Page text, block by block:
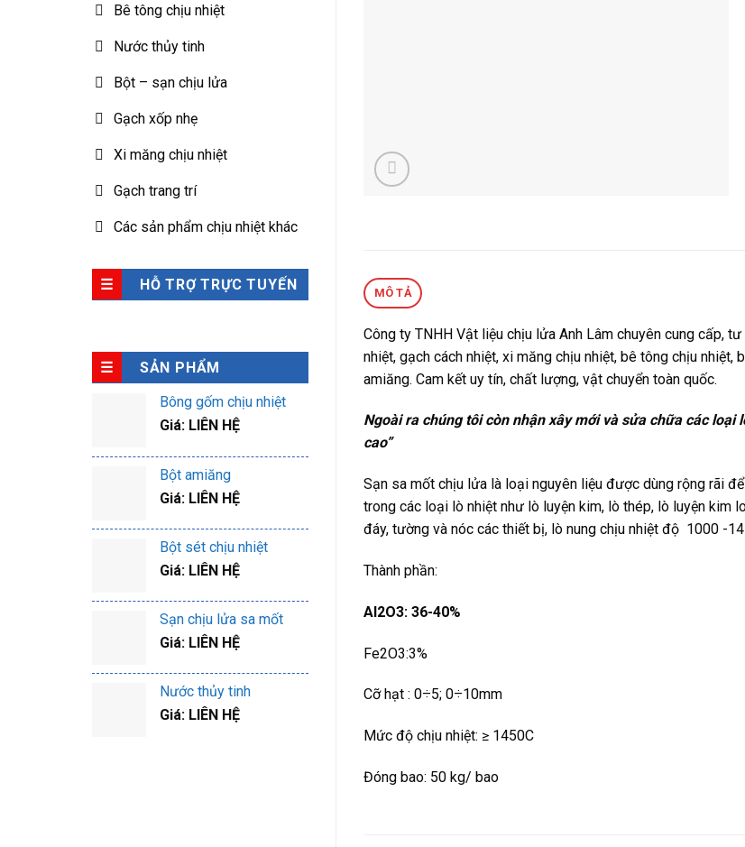
Bê tông chịu nhiệt
Nước thủy tinh
Bột – sạn chịu lửa
Gạch xốp nhẹ
Xi măng chịu nhiệt
Gạch trang trí
Các sản phẩm chịu nhiệt khác
HỖ TRỢ TRỰC TUYẾN
SẢN PHẨM
Bông gốm chịu nhiệt
Giá: LIÊN HỆ
Bột amiăng
Giá: LIÊN HỆ
Bột sét chịu nhiệt
Giá: LIÊN HỆ
Sạn chịu lửa sa mốt
Giá: LIÊN HỆ
Nước thủy tinh
Giá: LIÊN HỆ
MÔ TẢ
Công ty TNHH Vật liệu chịu lửa Anh Lâm chuyên cung cấp,
nhiệt, gạch cách nhiệt, xi măng chịu nhiệt, bê tông chịu
amiăng. Cam kết uy tín, chất lượng, vật chuyển toàn quốc.
Ngoài ra chúng tôi còn nhận xây mới và sửa chữa các
cao”
Sạn sa mốt chịu lửa là loại nguyên liệu được dùng rộng rãi
trong các loại lò nhiệt như lò luyện kim, lò thép, lò luyện
đáy, tường và nóc các thiết bị, lò nung chịu nhiệt độ 1000 -
Thành phần:
Al2O3: 36-40%
Fe2O3:3%
Cỡ hạt : 0÷5; 0÷10mm
Mức độ chịu nhiệt: ≥ 1450C
Đóng bao: 50 kg/ bao